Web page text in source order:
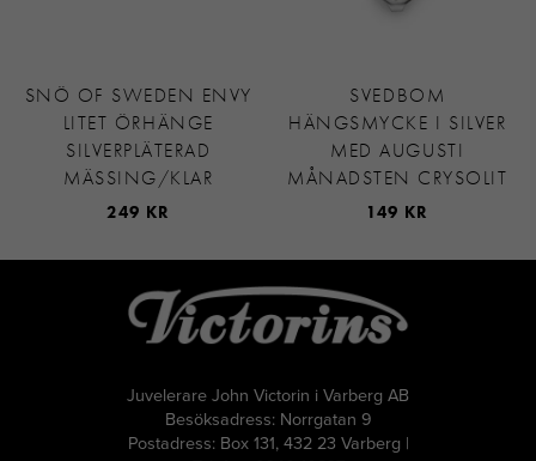
SNÖ OF SWEDEN ENVY
LITET ÖRHÄNGE
SILVERPLÄTERAD
MÄSSING/KLAR
249 KR
SVEDBOM
HÄNGSMYCKE I SILVER
MED AUGUSTI
MÅNADSTEN CRYSOLIT
149 KR
Juvelerare John Victorin i Varberg AB
Besöksadress: Norrgatan 9
Postadress: Box 131, 432 23 Varberg |